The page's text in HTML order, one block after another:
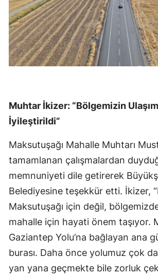
Muhtar İkizer: “Bölgemizin
İyileştirildi”
Maksutuşağı Mahalle Muhtarı
tamamlanan çalışmalardan
memnuniyeti dile getirerek
Belediyesine teşekkür etti. İkizer,
Maksutuşağı için değil,
mahalle için hayati önem taşıyor.
Gaziantep Yolu’na bağlayan ana
burası. Daha önce yolumuz çok
yan yana geçmekte bile zorluk